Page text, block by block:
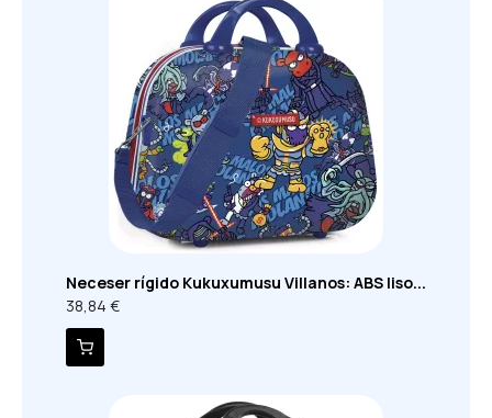
Neceser rígido Kukuxumusu Villanos: ABS liso...
38,84 €